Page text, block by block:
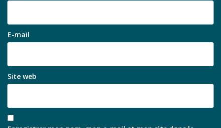
E-mail
Site web